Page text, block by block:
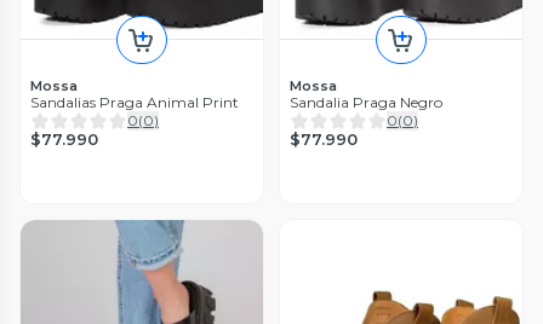
Mossa
Sandalias Praga Animal Print
0(0)
$77.990
Mossa
Sandalia Praga Negro
0(0)
$77.990